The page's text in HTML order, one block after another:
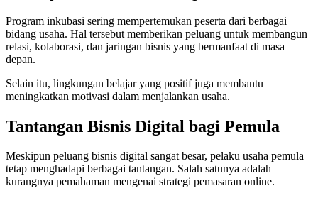
Program inkubasi sering mempertemukan peserta dari berbagai
bidang usaha. Hal tersebut memberikan peluang untuk membangun
relasi, kolaborasi, dan jaringan bisnis yang bermanfaat di masa
depan.
Selain itu, lingkungan belajar yang positif juga membantu
meningkatkan motivasi dalam menjalankan usaha.
Tantangan Bisnis Digital bagi Pemula
Meskipun peluang bisnis digital sangat besar, pelaku usaha pemula
tetap menghadapi berbagai tantangan. Salah satunya adalah
kurangnya pemahaman mengenai strategi pemasaran online.